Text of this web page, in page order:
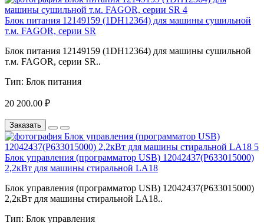
Блок питания 12149159 (1DH12364) для машины сушильной
т.м. FAGOR, серии SR
Блок питания 12149159 (1DH12364) для машины сушильной
т.м. FAGOR, серии SR..
Тип: Блок питания
20 200.00 ₽
Заказать
Блок управления (программатор USB) 12042437(P633015000)
2,2кВт для машины стиральной LA18
Блок управления (программатор USB) 12042437(P633015000)
2,2кВт для машины стиральной LA18..
Тип: Блок управления